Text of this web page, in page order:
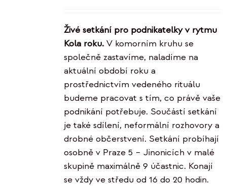
Živé setkání pro podnikatelky v rytmu
Kola roku.V komorním kruhu se
společně zastavíme, naladíme na
aktuální období roku a
prostřednictvím vedeného rituálu
budeme pracovat s tím, co právě vaše
podnikání potřebuje. Součástí setkání
je také sdílení, neformální rozhovory a
drobné občerstvení. Setkání probíhají
osobně v Praze 5 – Jinonicích v malé
skupině maximálně 9 účastnic. Konají
se vždy ve středu od 16 do 20 hodin.